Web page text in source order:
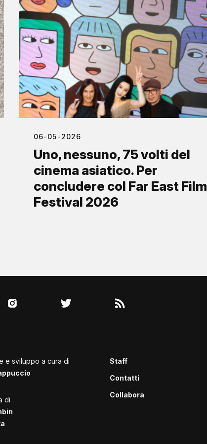
06-05-2026
Uno, nessuno, 75 volti del
cinema asiatico. Per
concludere col Far East Film
Festival 2026
e sviluppo a cura di
di
Staff
Contatti
Collabora